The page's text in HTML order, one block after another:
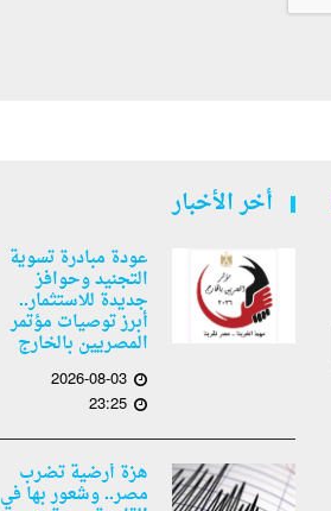
أخر الأخبار
عودة مبادرة تسوية
التجنيد وحوافز
جديدة للاستثمار..
أبرز توصيات مؤتمر
المصريين بالخارج
2026-08-03
23:25
هزة أرضية تضرب
مصر.. وشعور بها في